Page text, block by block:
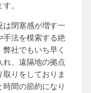
。
閉塞感が増す一
手法を模索する絶
社でもいち早く
れ、遠隔地の拠点
りをしておりま
間の節約になり